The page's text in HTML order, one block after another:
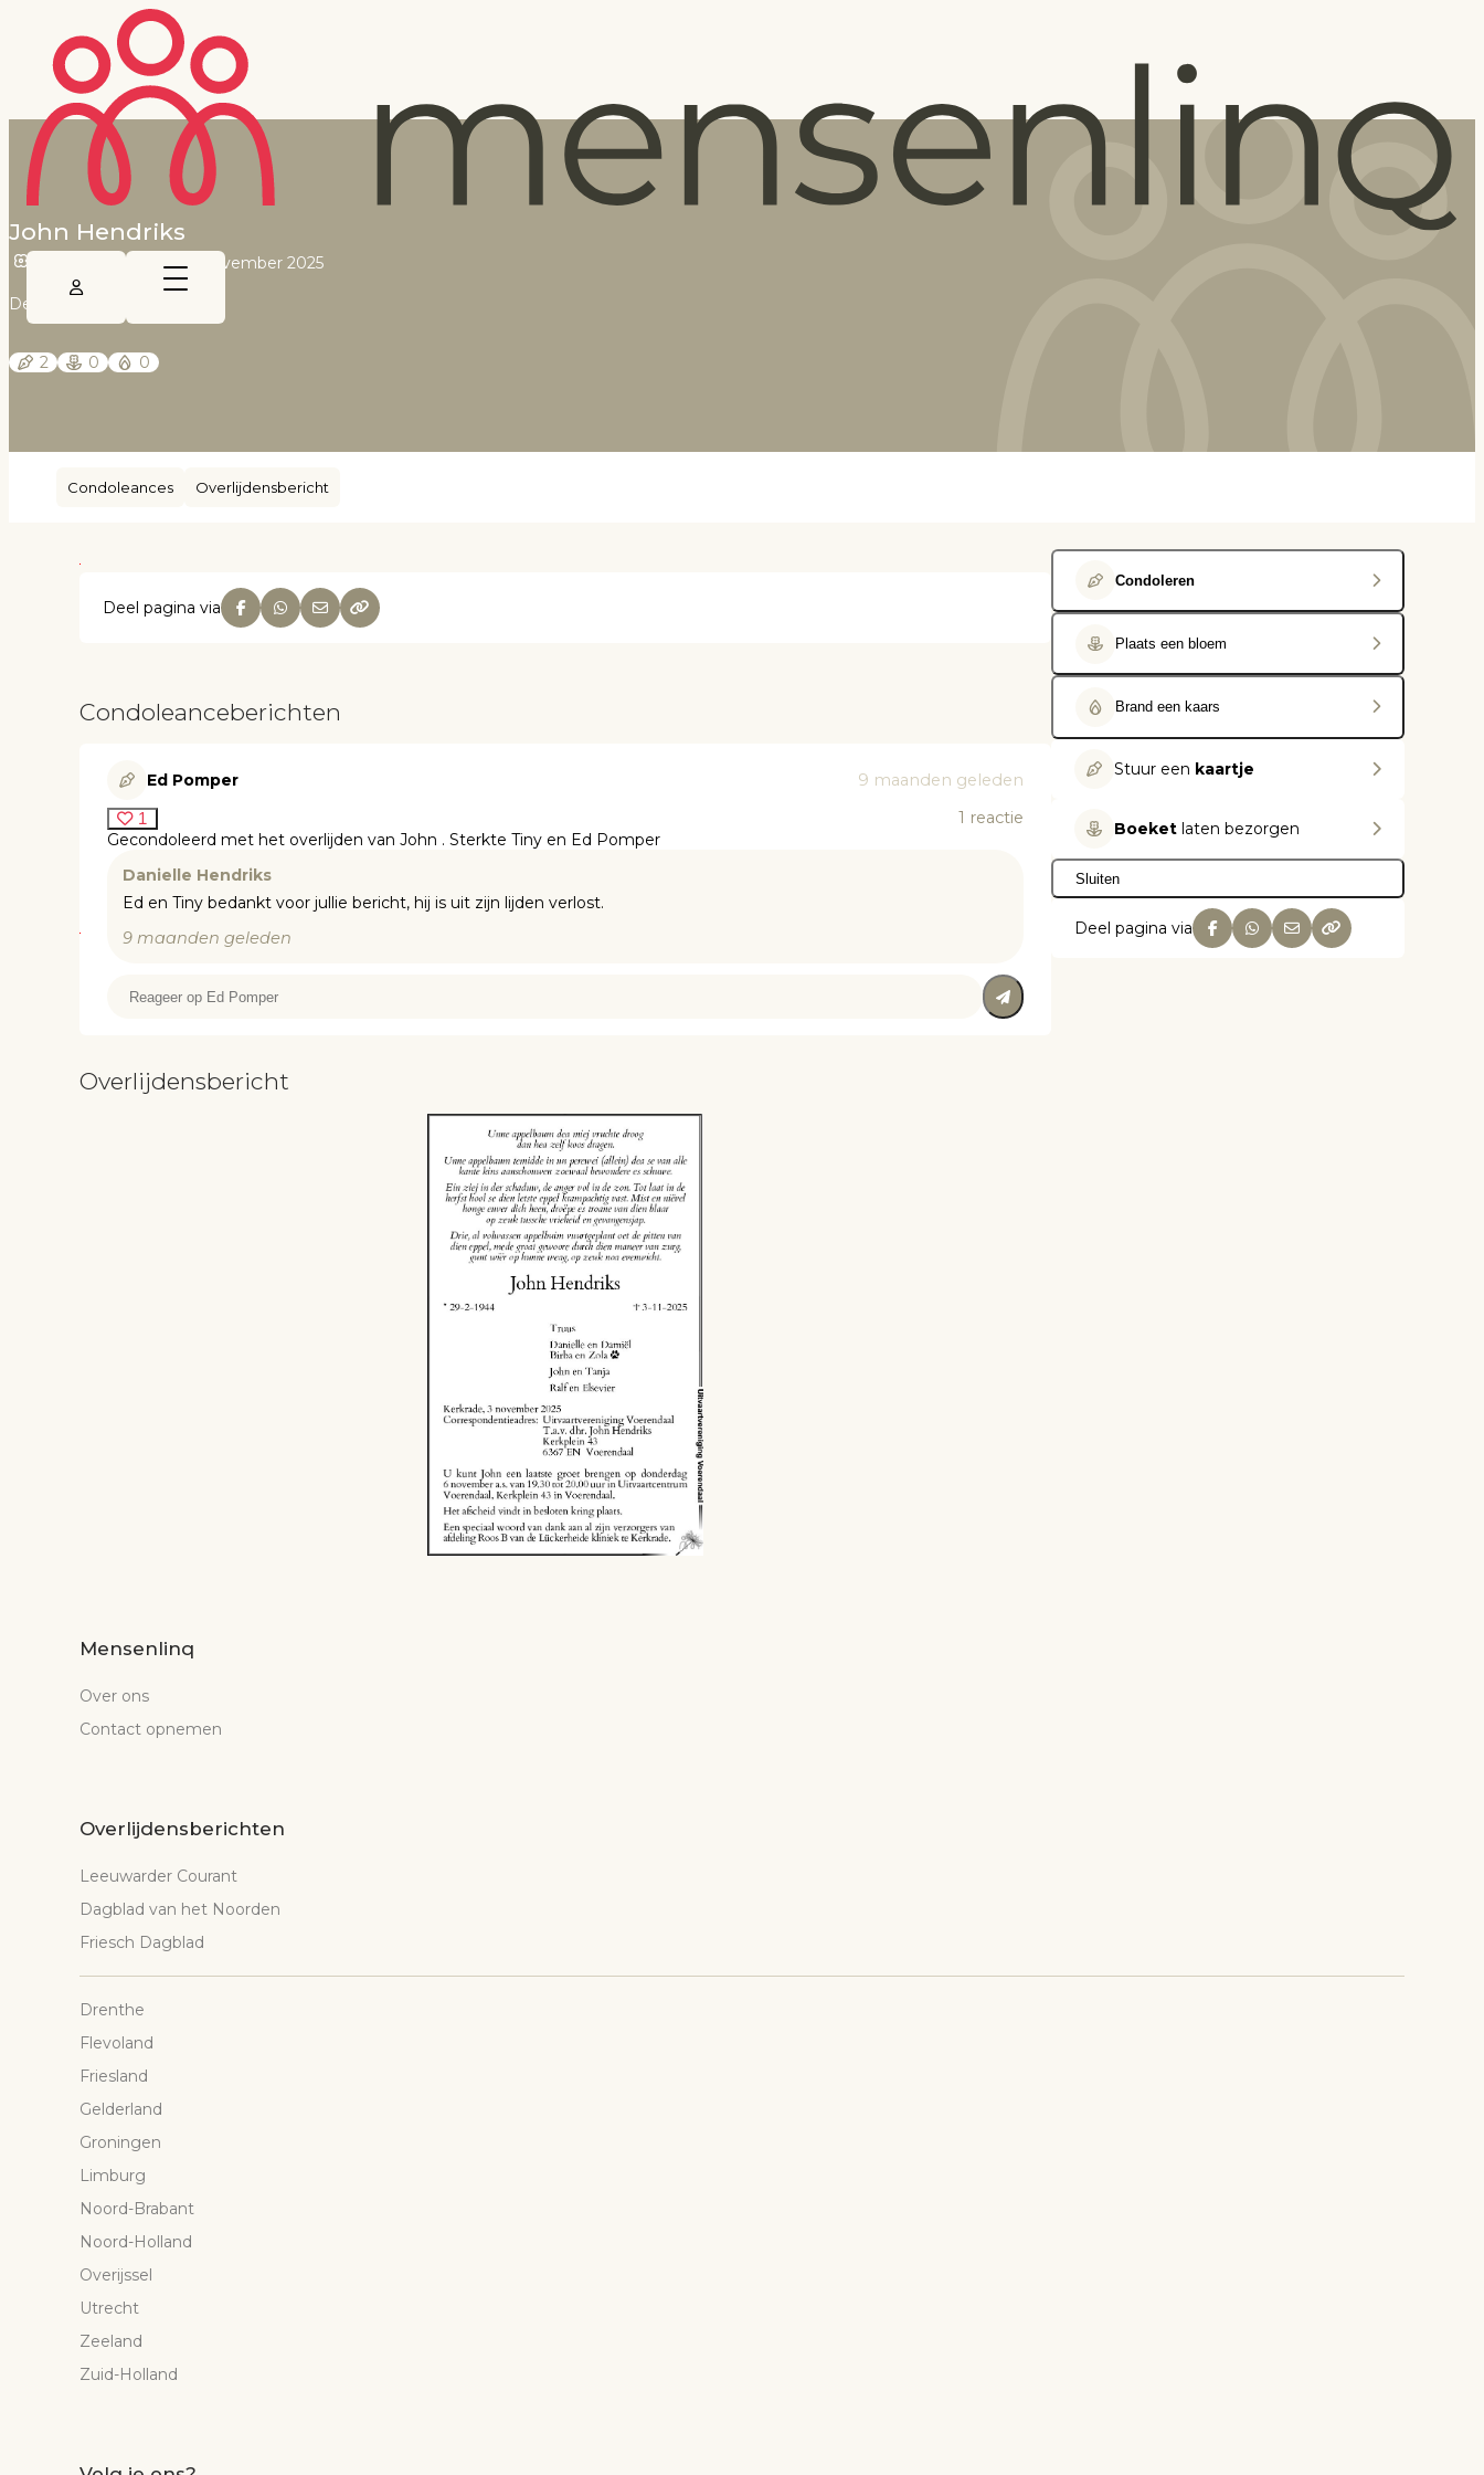
John Hendriks
29 februari 1944 • 3 november 2025
De Limburger
2 0 0
Condoleances Overlijdensbericht
Deel pagina via
Condoleanceberichten
Ed Pomper 9 maanden geleden
1 1 reactie
Gecondoleerd met het overlijden van John . Sterkte Tiny en Ed Pomper
Danielle Hendriks
Ed en Tiny bedankt voor jullie bericht, hij is uit zijn lijden verlost.
9 maanden geleden
Overlijdensbericht
Condoleren
Plaats een bloem
Brand een kaars
Stuur een kaartje
Boeket laten bezorgen
Sluiten
Deel pagina via
Mensenlinq
Over ons
Contact opnemen
Overlijdensberichten
Leeuwarder Courant
Dagblad van het Noorden
Friesch Dagblad
Drenthe
Flevoland
Friesland
Gelderland
Groningen
Limburg
Noord-Brabant
Noord-Holland
Overijssel
Utrecht
Zeeland
Zuid-Holland